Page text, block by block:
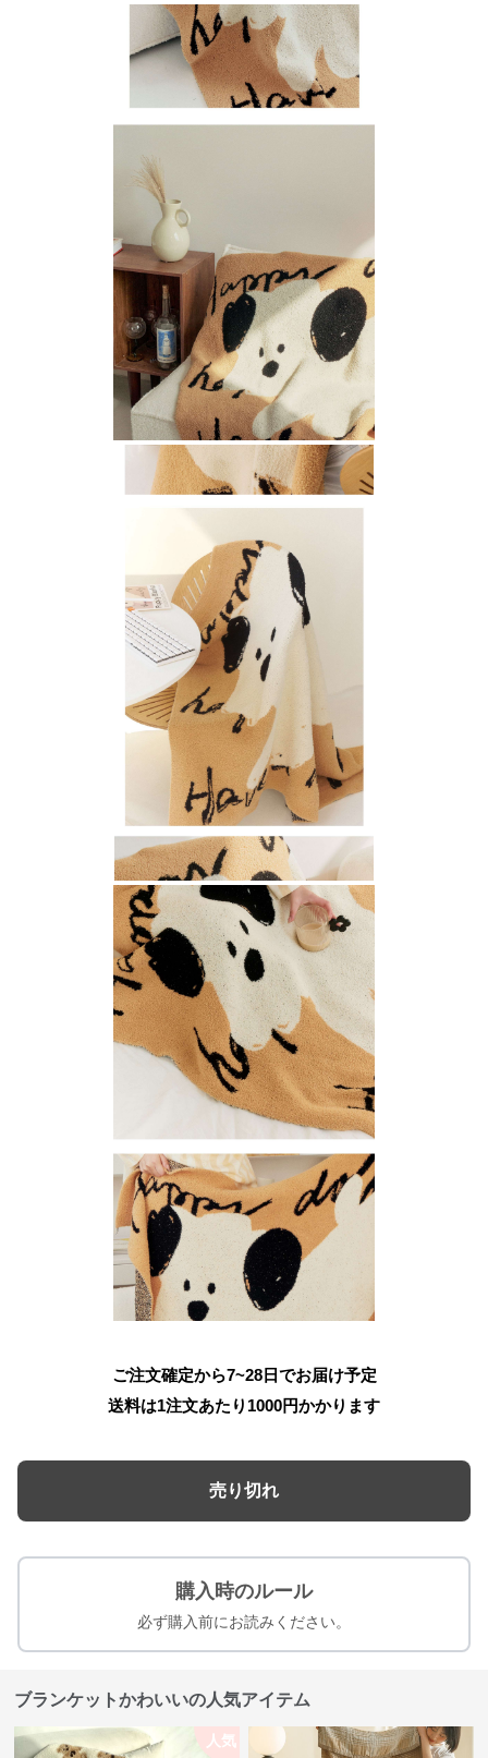
ご注文確定から7~28日でお届け予定
送料は1注文あたり 1000円かかります
売り切れ
購入時のルール
必ず購入前にお読みください。
ブランケットかわいいの人気アイテム
人気